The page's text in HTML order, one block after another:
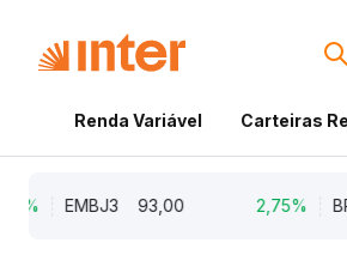
Renda Variável Carteiras
EMBJ3 93,00 2,75%